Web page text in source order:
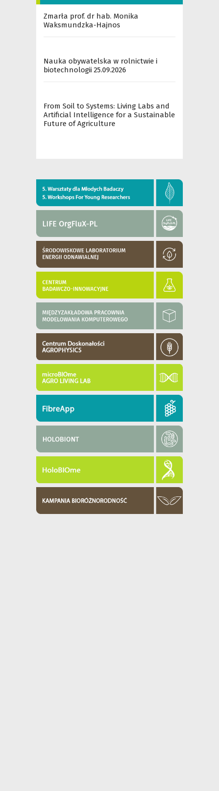
Zmarła prof. dr hab. Monika
Waksmundzka-Hajnos
Nauka obywatelska w rolnictwie i
biotechnologii 25.09.2026
From Soil to Systems: Living Labs and
Artificial Intelligence for a Sustainable
Future of Agriculture